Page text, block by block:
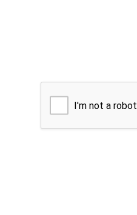
I'm not a robot